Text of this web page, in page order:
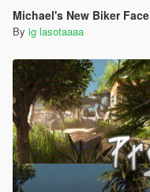
Michael's New Biker Face
By ig lasotaaaa